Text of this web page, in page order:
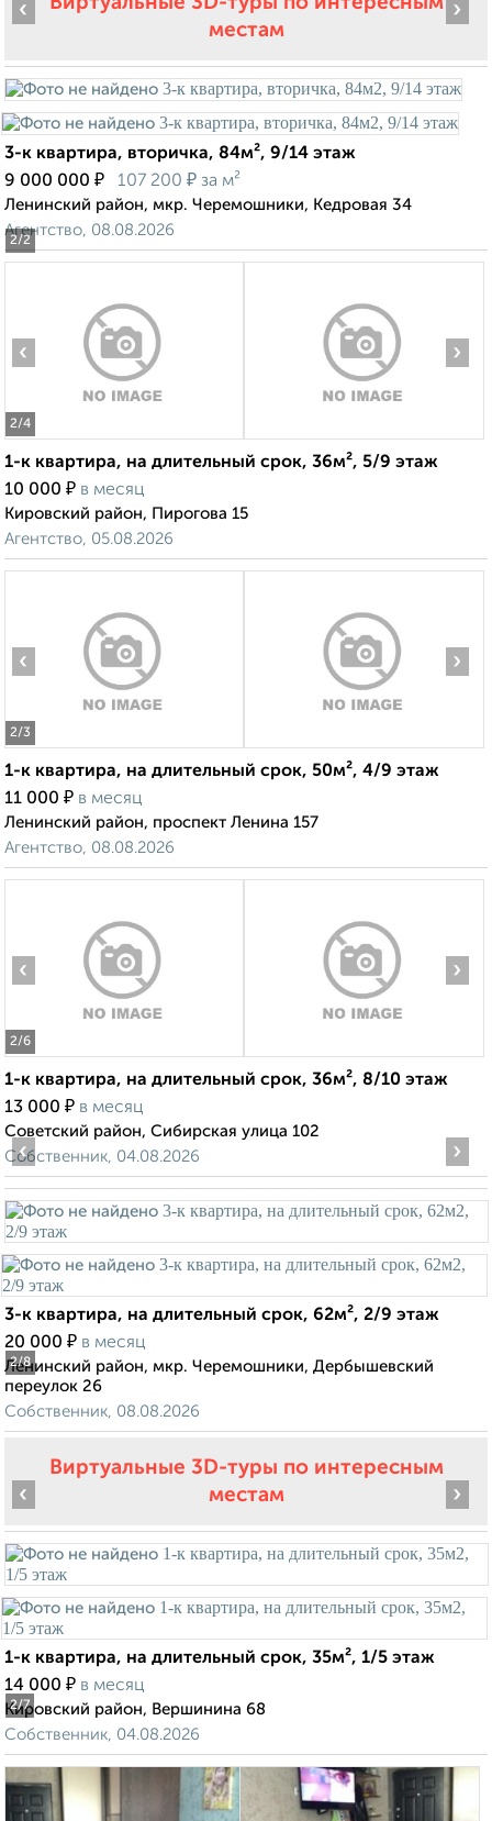
местам
2/2
‹ ›
3-к квартира, вторичка, 84м², 9/14 этаж
9 000 000 ₽ 107 200 ₽ за м²
Ленинский район, мкр. Черемошники, Кедровая 34
Агентство, 08.08.2026
2/4
‹ ›
1-к квартира, на длительный срок, 36м², 5/9 этаж
10 000 ₽ в месяц
Кировский район, Пирогова 15
Агентство, 05.08.2026
2/3
‹ ›
1-к квартира, на длительный срок, 50м², 4/9 этаж
11 000 ₽ в месяц
Ленинский район, проспект Ленина 157
Агентство, 08.08.2026
2/6
‹ ›
1-к квартира, на длительный срок, 36м², 8/10 этаж
13 000 ₽ в месяц
Советский район, Сибирская улица 102
Собственник, 04.08.2026
2/8
‹ ›
3-к квартира, на длительный срок, 62м², 2/9 этаж
20 000 ₽ в месяц
Ленинский район, мкр. Черемошники, Дербышевский
переулок 26
Собственник, 08.08.2026
Виртуальные 3D-туры по интересным
местам
2/7
‹ ›
1-к квартира, на длительный срок, 35м², 1/5 этаж
14 000 ₽ в месяц
Кировский район, Вершинина 68
Собственник, 04.08.2026